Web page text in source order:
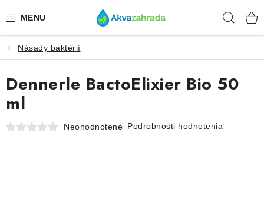
na
TECHNIKA
HNOJIVÁ
VODA
Násady baktérií
Dennerle BactoElixier Bio 50
ml
Neohodnotené Podrobnosti hodnotenia